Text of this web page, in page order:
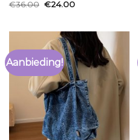
€36.00 €24.00
Aanbieding!